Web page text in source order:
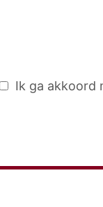
Ik ga akkoord